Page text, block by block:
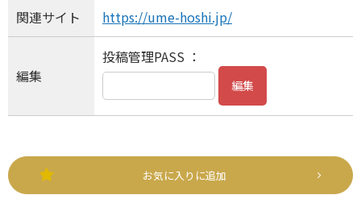
関連サイト https://ume-hoshi.jp/
編集
投稿管理PASS ：
編集
お気に入りに追加